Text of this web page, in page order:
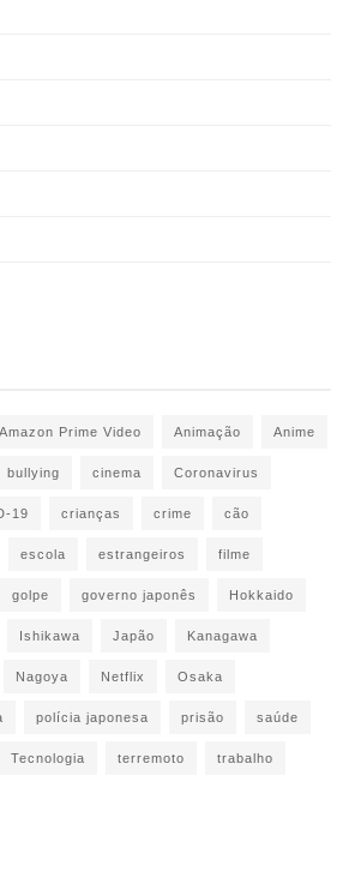
Amazon Prime Video Animação Anime
bullying cinema Coronavirus
19 crianças crime cão
escola estrangeiros filme
golpe governo japonês Hokkaido
Ishikawa Japão Kanagawa
Nagoya Netflix Osaka
polícia japonesa prisão saúde
Tecnologia terremoto trabalho